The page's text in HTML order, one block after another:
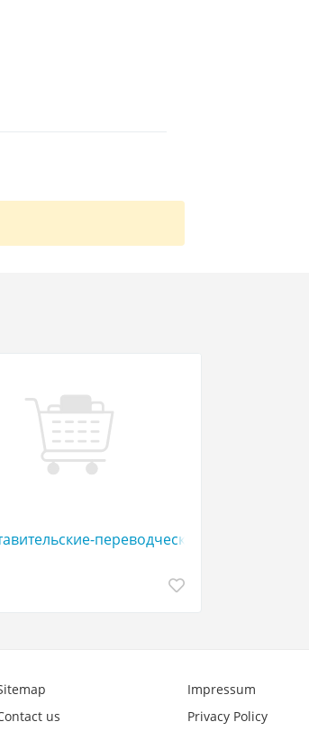
переводческие услуги в Италии
us
Impressum
Privacy Policy